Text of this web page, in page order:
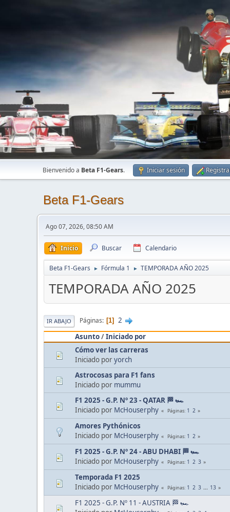
Bienvenido a Beta F1-Gears. Iniciar sesión
Beta F1-Gears
Ago 07, 2026, 08:50 AM
Inicio Buscar Calendario
Beta F1-Gears ► Fórmula 1 ► TEMPORADA AÑO 2025
TEMPORADA AÑO 2025
IR ABAJO Páginas 1
2
Asunto/Iniciado por
Cómo ver las carreras
Iniciado poryorch
Astrocosas para F1 fans
Iniciado por mummu
F1 2025 - G.P. Nº 23 - QATAR 🏁 🏎
Iniciado por McHouserphy Páginas 1 2
Amores Pythónicos
Iniciado por McHouserphy Páginas 1 2
F1 2025 - G.P. Nº 24 - ABU DHABI 🏁 🏎
Iniciado por McHouserphy Páginas 1 2 3
Temporada F1 2025
Iniciado por McHouserphy Páginas 1 2 3 ... 13
F1 2025 - G.P. Nº 11 - AUSTRIA 🏁 🏎